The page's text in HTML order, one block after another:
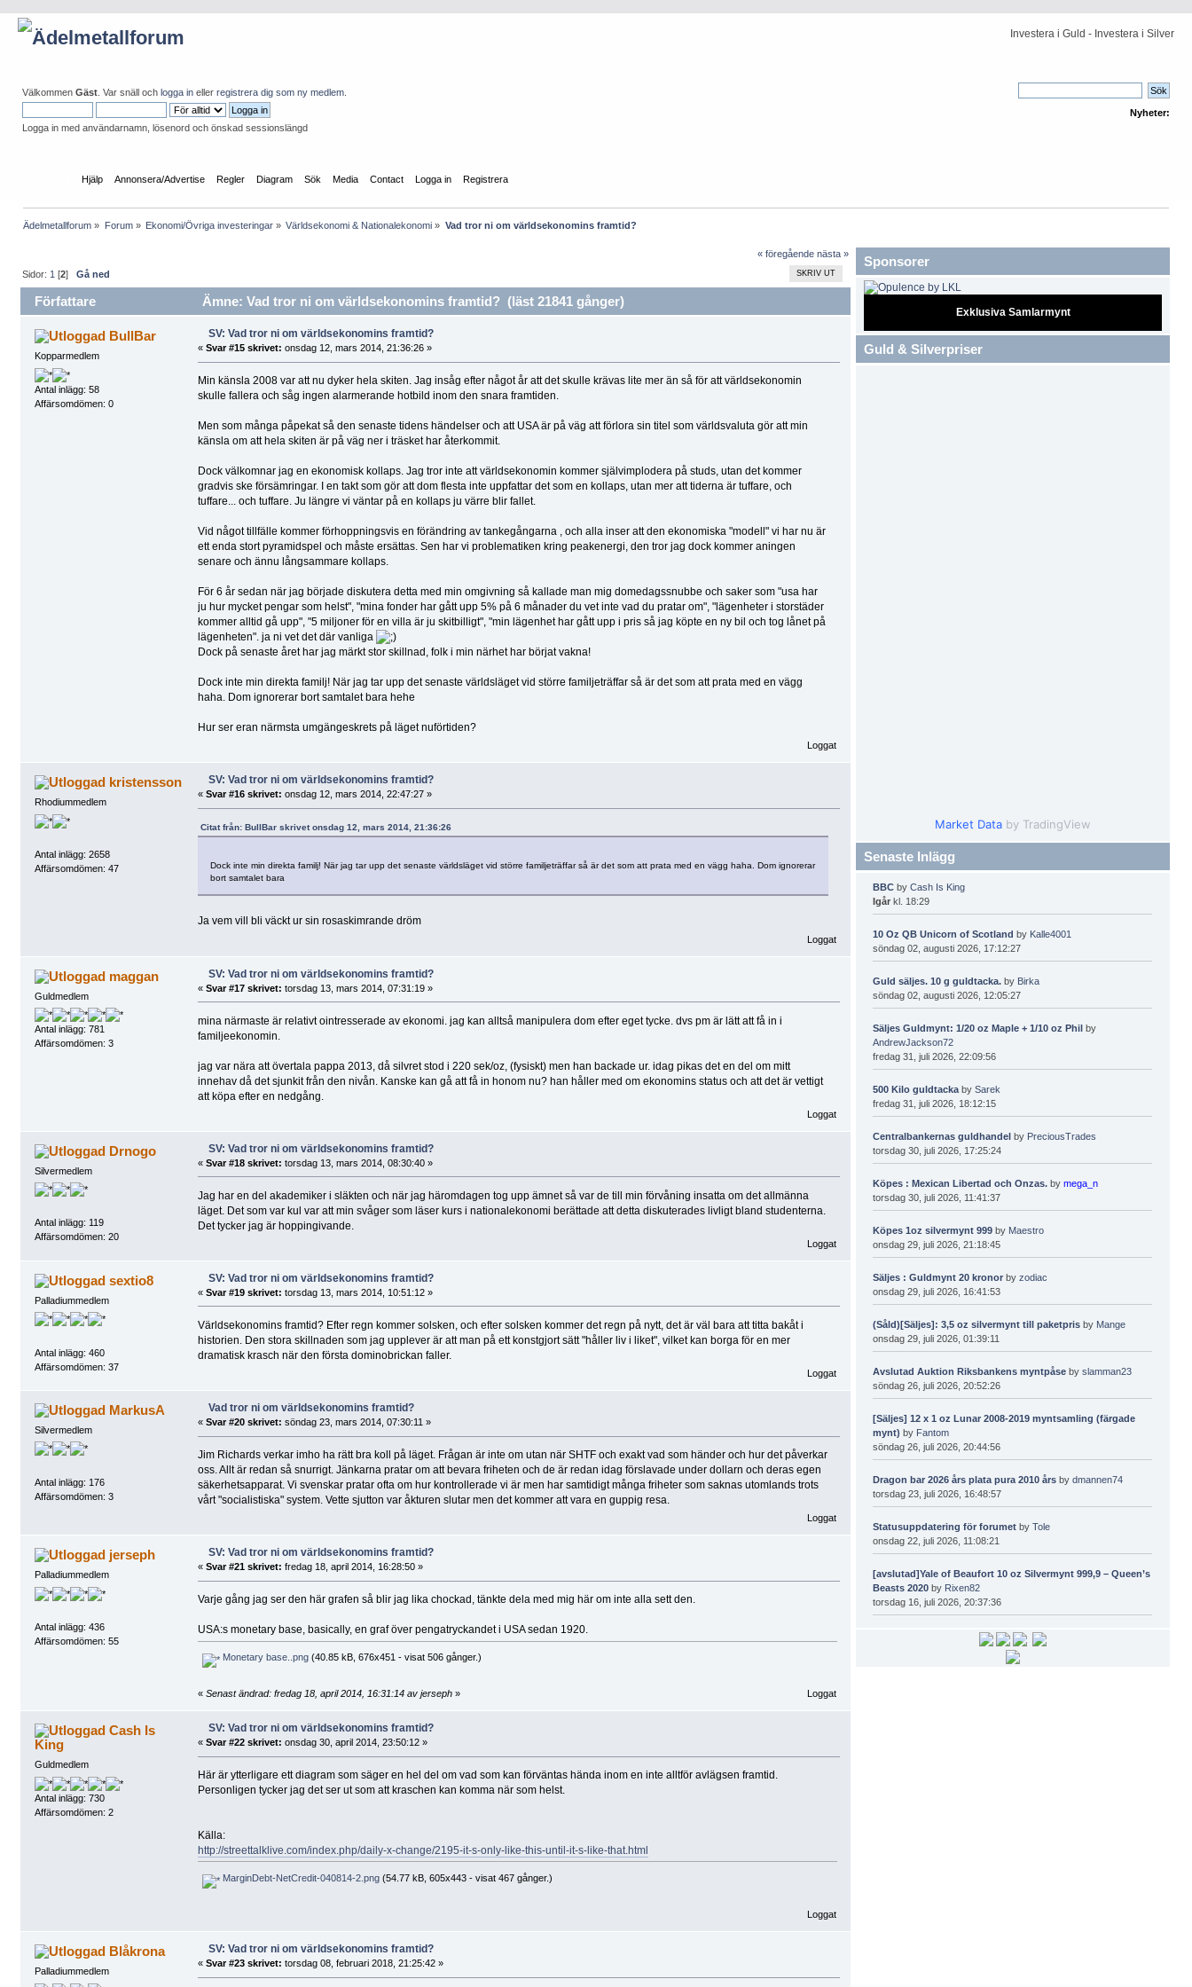
Investera i Guld - Investera i Silver
Välkommen Gäst . Var snäll och logga in eller registrera dig som ny medlem
Logga in med användarnamn, lösenord och önskad sessionslängd
Nyheter:
Hjälp Annonsera/Advertise Regler Diagram Sök Media Contact Logga in Registrera
Ädelmetallforum » Forum» Ekonomi/Övriga investeringar» Världsekonomi & Nationalekonomi » Vad tror ni om världsekonomins framtid?
« föregående nästa »
SKRIV UT
Sidor: 1 [2]Gå ned
Författare Ämne: Vad tror ni om världsekonomins framtid? (läst 21841 gånger)
BullBar
Kopparmedlem
Antal inlägg: 58
Affärsomdömen: 0
SV: Vad tror ni om världsekonomins framtid?
« Svar #15 skrivet: onsdag 12, mars 2014, 21:36:26 »
Min känsla 2008 var att nu dyker hela skiten. Jag insåg efter något år att det skulle krävas lite mer än så för att världsekonomin
skulle fallera och såg ingen alarmerande hotbild inom den snara framtiden.
Men som många påpekat så den senaste tidens händelser och att USA är på väg att förlora sin titel som världsvaluta gör att min
känsla om att hela skiten är på väg ner i träsket har återkommit.
Dock välkomnar jag en ekonomisk kollaps. Jag tror inte att världsekonomin kommer självimplodera på studs, utan det kommer
gradvis ske försämringar. I en takt som gör att dom flesta inte uppfattar det som en kollaps, utan mer att tiderna är tuffare, och
tuffare... och tuffare. Ju längre vi väntar på en kollaps ju värre blir fallet.
Vid något tillfälle kommer förhoppningsvis en förändring av tankegångarna , och alla inser att den ekonomiska "modell" vi har nu är
ett enda stort pyramidspel och måste ersättas. Sen har vi problematiken kring peakenergi, den tror jag dock kommer aningen
senare och ännu långsammare kollaps.
För 6 år sedan när jag började diskutera detta med min omgivning så kallade man mig domedagssnubbe och saker som "usa har
ju hur mycket pengar som helst", "mina fonder har gått upp 5% på 6 månader du vet inte vad du pratar om", "lägenheter i storstäder
kommer alltid gå upp", "5 miljoner för en villa är ju skitbilligt", "min lägenhet har gått upp i pris så jag köpte en ny bil och tog lånet på
lägenheten". ja ni vet det där vanliga
Dock på senaste året har jag märkt stor skillnad, folk i min närhet har börjat vakna!
Dock inte min direkta familj! När jag tar upp det senaste världsläget vid större familjeträffar så är det som att prata med en vägg
haha. Dom ignorerar bort samtalet bara hehe
Hur ser eran närmsta umgängeskrets på läget nuförtiden?
Loggat
kristensson
Rhodiummedlem
Antal inlägg: 2658
Affärsomdömen: 47
SV: Vad tror ni om världsekonomins framtid?
« Svar #16 skrivet: onsdag 12, mars 2014, 22:47:27 »
Citat från: BullBar skrivet onsdag 12, mars 2014, 21:36:26
Dock inte min direkta familj! När jag tar upp det senaste världsläget vid större familjeträffar så är det som att prata med en vägg haha. Dom ignorerar
bort samtalet bara
Ja vem vill bli väckt ur sin rosaskimrande dröm
Loggat
maggan
Guldmedlem
Antal inlägg: 781
Affärsomdömen: 3
SV: Vad tror ni om världsekonomins framtid?
« Svar #17 skrivet: torsdag 13, mars 2014, 07:31:19 »
mina närmaste är relativt ointresserade av ekonomi. jag kan alltså manipulera dom efter eget tycke. dvs pm är lätt att få in i
familjeekonomin.
jag var nära att övertala pappa 2013, då silvret stod i 220 sek/oz, (fysiskt) men han backade ur. idag pikas det en del om mitt
innehav då det sjunkit från den nivån. Kanske kan gå att få in honom nu? han håller med om ekonomins status och att det är vettigt
att köpa efter en nedgång.
Loggat
Drnogo
Silvermedlem
Antal inlägg: 119
Affärsomdömen: 20
SV: Vad tror ni om världsekonomins framtid?
« Svar #18 skrivet: torsdag 13, mars 2014, 08:30:40 »
Jag har en del akademiker i släkten och när jag häromdagen tog upp ämnet så var de till min förvåning insatta om det allmänna
läget. Det som var kul var att min svåger som läser kurs i nationalekonomi berättade att detta diskuterades livligt bland studenterna.
Det tycker jag är hoppingivande.
Loggat
sextio8
Palladiummedlem
Antal inlägg: 460
Affärsomdömen: 37
SV: Vad tror ni om världsekonomins framtid?
« Svar #19 skrivet: torsdag 13, mars 2014, 10:51:12 »
Världsekonomins framtid? Efter regn kommer solsken, och efter solsken kommer det regn på nytt, det är väl bara att titta bakåt i
historien. Den stora skillnaden som jag upplever är att man på ett konstgjort sätt "håller liv i liket", vilket kan borga för en mer
dramatisk krasch när den första dominobrickan faller.
Loggat
MarkusA
Silvermedlem
Antal inlägg: 176
Affärsomdömen: 3
Vad tror ni om världsekonomins framtid?
« Svar #20 skrivet: söndag 23, mars 2014, 07:30:11 »
Jim Richards verkar imho ha rätt bra koll på läget. Frågan är inte om utan när SHTF och exakt vad som händer och hur det påverkar
oss. Allt är redan så snurrigt. Jänkarna pratar om att bevara friheten och de är redan idag förslavade under dollarn och deras egen
säkerhetsapparat. Vi svenskar pratar ofta om hur kontrollerade vi är men har samtidigt många friheter som saknas utomlands trots
vårt "socialistiska" system. Vette sjutton var åkturen slutar men det kommer att vara en guppig resa.
Loggat
jerseph
Palladiummedlem
Antal inlägg: 436
Affärsomdömen: 55
SV: Vad tror ni om världsekonomins framtid?
« Svar #21 skrivet: fredag 18, april 2014, 16:28:50 »
Varje gång jag ser den här grafen så blir jag lika chockad, tänkte dela med mig här om inte alla sett den.
USA:s monetary base, basically, en graf över pengatryckandet i USA sedan 1920.
Monetary base..png(40.85 kB, 676x451 - visat 506 gånger.)
« Senast ändrad: fredag 18, april 2014, 16:31:14 av jerseph» Loggat
Cash Is
King
Guldmedlem
Antal inlägg: 730
Affärsomdömen: 2
SV: Vad tror ni om världsekonomins framtid?
« Svar #22 skrivet: onsdag 30, april 2014, 23:50:12 »
Här är ytterligare ett diagram som säger en hel del om vad som kan förväntas hända inom en inte alltför avlägsen framtid.
Personligen tycker jag det ser ut som att kraschen kan komma när som helst.
Källa:
http://streettalklive.com/index.php/daily-x-change/2195-it-s-only-like-this-until-it-s-like-that.html
MarginDebt-NetCredit-040814-2.png(54.77 kB, 605x443 - visat 467 gånger.)
Loggat
Blåkrona
Palladiummedlem
SV: Vad tror ni om världsekonomins framtid?
« Svar #23 skrivet: torsdag 08, februari 2018, 21:25:42 »
Sponsorer
Exklusiva Samlarmynt
Guld & Silverpriser
Market Data by TradingView
Senaste Inlägg
BBC byCash Is King
Igår kl. 18:29
10 Oz QB Unicorn of Scotland by Kalle4001
söndag 02, augusti 2026, 17:12:27
Guld säljes. 10 g guldtacka. by Birka
söndag 02, augusti 2026, 12:05:27
Säljes Guldmynt: 1/20 oz Maple + 1/10 oz Phil by
AndrewJackson72
fredag 31, juli 2026, 22:09:56
500 Kilo guldtacka bySarek
fredag 31, juli 2026, 18:12:15
Centralbankernas guldhandel by PreciousTrades
torsdag 30, juli 2026, 17:25:24
Köpes : Mexican Libertad och Onzas. bymega_n
torsdag 30, juli 2026, 11:41:37
Köpes 1oz silvermynt 999 by Maestro
onsdag 29, juli 2026, 21:18:45
Säljes : Guldmynt 20 kronorbyzodiac
onsdag 29, juli 2026, 16:41:53
(Såld)[Säljes]: 3,5 oz silvermynt till paketpris by Mange
onsdag 29, juli 2026, 01:39:11
Avslutad Auktion Riksbankens myntpåse byslamman23
söndag 26, juli 2026, 20:52:26
[Säljes] 12 x 1 oz Lunar 2008-2019 myntsamling (färgade
mynt) by Fantom
söndag 26, juli 2026, 20:44:56
Dragon bar 2026 års plata pura 2010 års bydmannen74
torsdag 23, juli 2026, 16:48:57
Statusuppdatering för forumet byTole
onsdag 22, juli 2026, 11:08:21
[avslutad]Yale of Beaufort 10 oz Silvermynt 999,9 – Queen’s
Beasts 2020 by Rixen82
torsdag 16, juli 2026, 20:37:36